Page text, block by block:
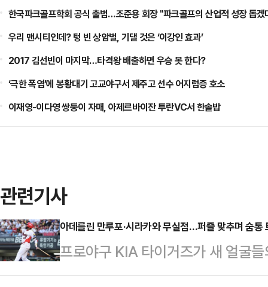
한국파크골프학회 공식 출범…조준용 회장 "파크골프의 산업적 성장 돕겠
우리 맨시티인데? 텅 빈 상암벌, 기댈 것은 ‘이강인 효과’
2017 김선빈이 마지막…타격왕 배출하면 우승 못 한다?
‘극한 폭염’에 봉황대기 고교야구서 제주고 선수 어지럼증 호소
이재영-이다영 쌍둥이 자매, 아제르바이잔 투란VC서 한솥밥
관련기사
아데를린 만루포·시라카와 무실점…퍼즐 맞추며 숨통
프로야구 KIA 타이거즈가 새 얼굴
발 더 앞서나갔다.KIA는 4일 광주